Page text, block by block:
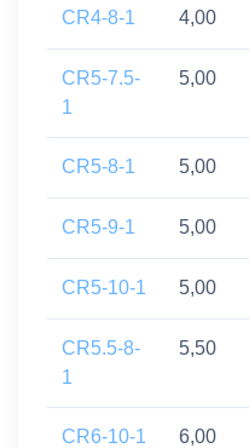
CR4-8-1 4,00
CR5-7.5-
1
5,00
CR5-8-1 5,00
CR5-9-1 5,00
CR5-10-1 5,00
CR5.5-8-
1
5,50
CR6-10-1 6,00